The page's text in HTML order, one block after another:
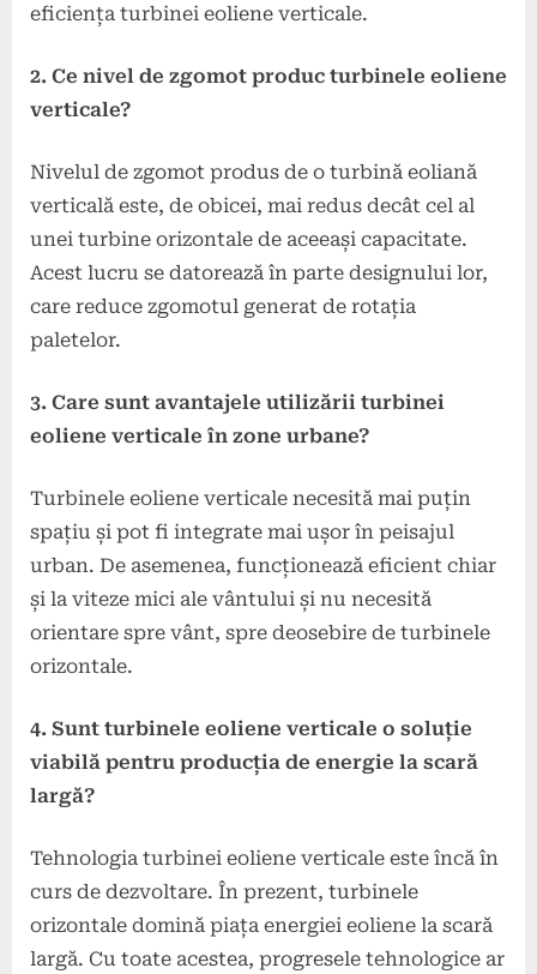
eficiența turbinei eoliene verticale.
2. Ce nivel de zgomot produc turbinele eoliene
verticale?
Nivelul de zgomot produs de o turbină eoliană
verticală este, de obicei, mai redus decât cel al
unei turbine orizontale de aceeași capacitate.
Acest lucru se datorează în parte designului lor,
care reduce zgomotul generat de rotația
paletelor.
3. Care sunt avantajele utilizării turbinei
eoliene verticale în zone urbane?
Turbinele eoliene verticale necesită mai puțin
spațiu și pot fi integrate mai ușor în peisajul
urban. De asemenea, funcționează eficient chiar
și la viteze mici ale vântului și nu necesită
orientare spre vânt, spre deosebire de turbinele
orizontale.
4. Sunt turbinele eoliene verticale o soluție
viabilă pentru producția de energie la scară
largă?
Tehnologia turbinei eoliene verticale este încă în
curs de dezvoltare. În prezent, turbinele
orizontale domină piața energiei eoliene la scară
largă. Cu toate acestea, progresele tehnologice ar